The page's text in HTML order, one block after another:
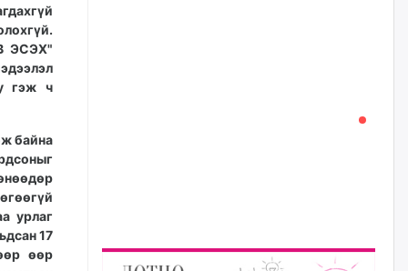
ЭСЭХ"
гэж ч
байна
урлаг
17
өөр